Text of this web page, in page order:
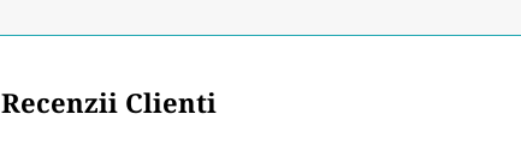
Recenzii Clienti